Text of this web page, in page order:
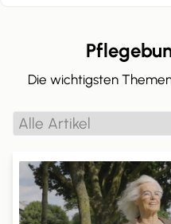
Die wichtigsten